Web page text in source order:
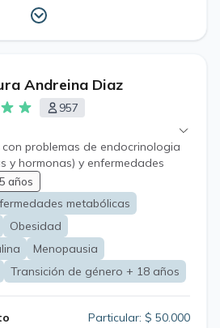
Andreina Diaz
957
problemas de endocrinologia
y hormonas) y enfermedades
prediabetes, resistencia a
a partir de los 15 años de edad.
años de experiencia en la
primordial que el paciente
sobre su condicion y
que permita la toma adecuada
años
metabólicas
Obesidad
Menopausia
Transición de género + 18 años
Particular: $ 50.000